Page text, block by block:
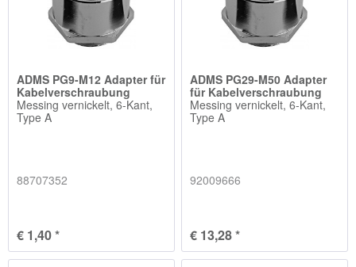
ADMS PG9-M12 Adapter für
Kabelverschraubung
Messing vernickelt, 6-Kant,
Type A
88707352
€ 1,40 *
ADMS PG29-M50 Adapter
für Kabelverschraubung
Messing vernickelt, 6-Kant,
Type A
92009666
€ 13,28 *